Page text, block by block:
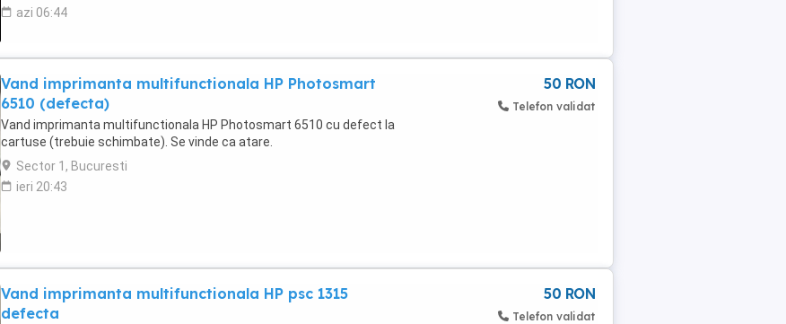
azi 06:44
Vand imprimanta multifunctionala HP Photosmart
6510 (defecta)
Vand imprimanta multifunctionala HP Photosmart 6510 cu defect la
cartuse (trebuie schimbate). Se vinde ca atare.
Sector 1, Bucuresti
ieri 20:43
50 RON
Telefon validat
Vand imprimanta multifunctionala HP psc 1315
defecta
50 RON
Telefon validat